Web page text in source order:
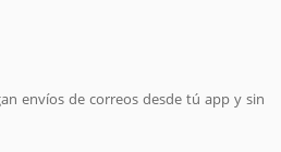
envíos de correos desde tú app y sin